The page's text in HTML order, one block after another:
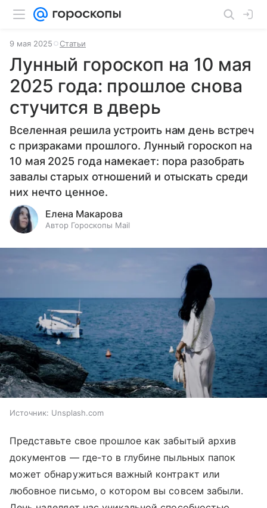
9 мая 2025 Статьи
Лунный гороскоп на 10 мая
2025 года: прошлое снова
стучится в дверь
Вселенная решила устроить нам день встреч
с призраками прошлого. Лунный гороскоп на
10 мая 2025 года намекает: пора разобрать
завалы старых отношений и отыскать среди
них нечто ценное.
Елена Макарова
Автор Гороскопы Mail
Источник: Unsplash.com
Представьте свое прошлое как забытый архив
документов — где-то в глубине пыльных папок
может обнаружиться важный контракт или
любовное письмо, о котором вы совсем забыли.